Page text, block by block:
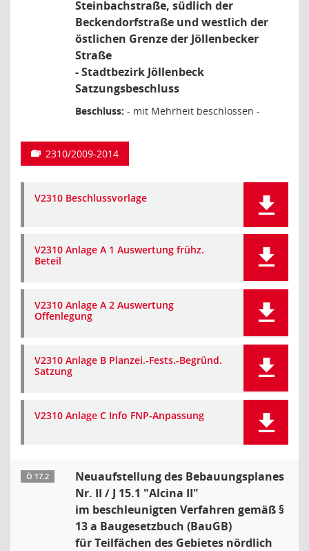
Steinbachstraße, südlich der
Beckendorfstraße und westlich der
östlichen Grenze der Jöllenbecker
Straße
- Stadtbezirk Jöllenbeck
Satzungsbeschluss
Beschluss: - mit Mehrheit beschlossen -
2310/2009-2014
V2310 Beschlussvorlage
V2310 Anlage A 1 Auswertung frühz.
Beteil
V2310 Anlage A 2 Auswertung
Offenlegung
V2310 Anlage B Planzei.-Fests.-Begründ.
Satzung
V2310 Anlage C Info FNP-Anpassung
Ö 17.2
Neuaufstellung des Bebauungsplanes
Nr. II / J 15.1 "Alcina II"
im beschleunigten Verfahren gemäß §
13 a Baugesetzbuch (BauGB)
für Teilfächen des Gebietes nördlich